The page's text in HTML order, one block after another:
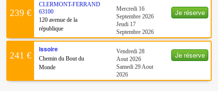
Je réserve
239 €
CLERMONT-FERRAND
63100
120 avenue de la
république
Mercredi 16
Septembre 2026
Jeudi 17
Septembre 2026
Je réserve
241 €
Issoire
Chemin du Bout du
Monde
Vendredi 28
Aout 2026
Samedi 29 Aout
2026